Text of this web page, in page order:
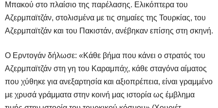
Μπακού στο πλαίσιο της παρέλασης. Ελικόπτερα του
Αζερμπαϊτζάν, στολισμένα με τις σημαίες της Τουρκίας, του
Αζερμπαϊτζάν και του Πακιστάν, ανέβηκαν επίσης στη σκηνή.
Ο Ερντογάν δήλωσε: «Κάθε βήμα που κάνει ο στρατός του
Αζερμπαϊτζάν στη γη του Καραμπάχ, κάθε σταγόνα αίματος
που χύθηκε για ανεξαρτησία και αξιοπρέπεια, είναι γραμμένο
με χρυσά γράμματα στην κοινή μας ιστορία ως έμβλημα